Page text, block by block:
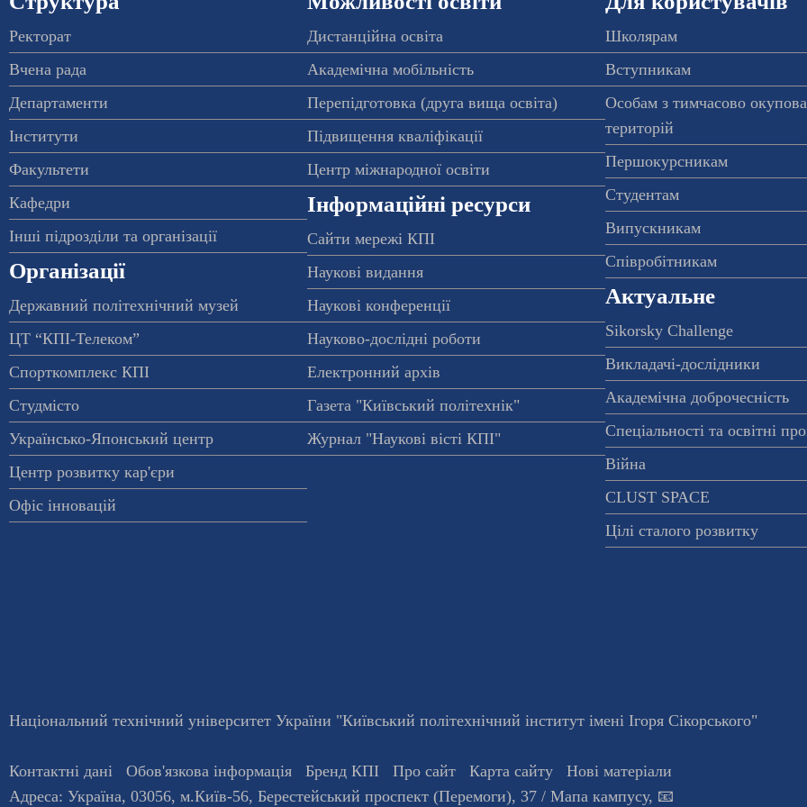
Ректорат
Вчена рада
Департаменти
Інститути
Факультети
Кафедри
Інші підрозділи та організації
Організації
Державний політехнічний музей
ЦТ “КПІ-Телеком”
Спорткомплекс КПІ
Студмісто
Українсько-Японський центр
Центр розвитку кар'єри
Офіс інновацій
Дистанційна освіта
Академічна мобільність
Перепідготовка (друга вища освіта)
Підвищення кваліфікації
Центр міжнародної освіти
Інформаційні ресурси
Сайти мережі КПІ
Наукові видання
Наукові конференції
Науково-дослідні роботи
Електронний архів
Газета "Київський політехнік"
Журнал "Наукові вісті КПІ"
Школярам
Вступникам
Особам з тимчасово
територій
Першокурсникам
Студентам
Випускникам
Співробітникам
Актуальне
Sikorsky Challenge
Викладачі-дослідники
Академічна доброчесність
Спеціальності та освітні
Війна
CLUST SPACE
Цілі сталого розвитку
Національний технічний університет України "Київський політехнічний інститут імені Ігоря Сікорського"
Контактні дані Обов'язкова інформація Бренд КПІ Про сайт Карта сайту
Нові матеріали
Адреса: Україна, 03056, м.Київ-56, Берестейський проспект (Перемоги), 37 / Мапа кампусу, 📧